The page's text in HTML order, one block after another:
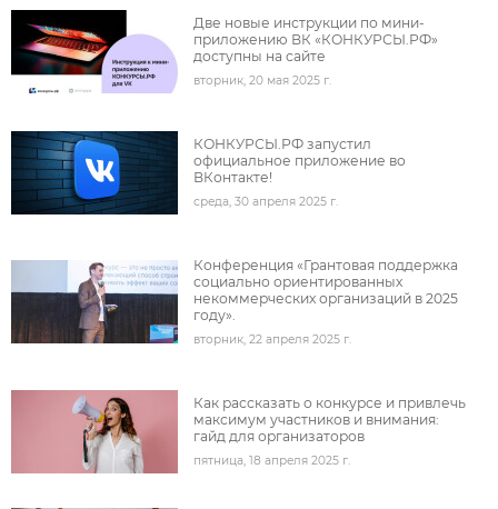
Две новые инструкции по мини-
приложению ВК «КОНКУРСЫ.РФ»
доступны на сайте
вторник, 20 мая 2025 г.
КОНКУРСЫ.РФ запустил
официальное приложение во
ВКонтакте!
среда, 30 апреля 2025 г.
Конференция «Грантовая поддержка
социально ориентированных
некоммерческих организаций в 2025
году».
вторник, 22 апреля 2025 г.
Как рассказать о конкурсе и привлечь
максимум участников и внимания:
гайд для организаторов
пятница, 18 апреля 2025 г.